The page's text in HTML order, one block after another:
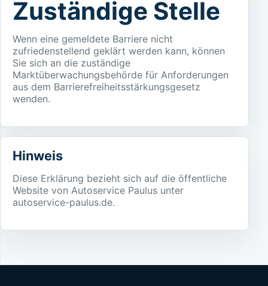
Zuständige Stelle
Wenn eine gemeldete Barriere nicht
zufriedenstellend geklärt werden kann, können
Sie sich an die zuständige
Marktüberwachungsbehörde für Anforderungen
aus dem Barrierefreiheitsstärkungsgesetz
wenden.
Hinweis
Diese Erklärung bezieht sich auf die öffentliche
Website von Autoservice Paulus unter
autoservice-paulus.de.